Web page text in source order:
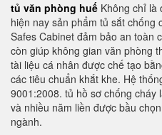
tủ văn phòng huế Không chỉ là
hiện nay sản phẩm tủ sắt chống
Safes Cabinet đảm bảo an toàn
còn giúp không gian văn phòng
tài liệu cá nhân được chế tạo
các tiêu chuẩn khắt khe. Hệ
9001:2008. tủ hồ sơ chống
và nhiều năm liền được bầu
ngành.